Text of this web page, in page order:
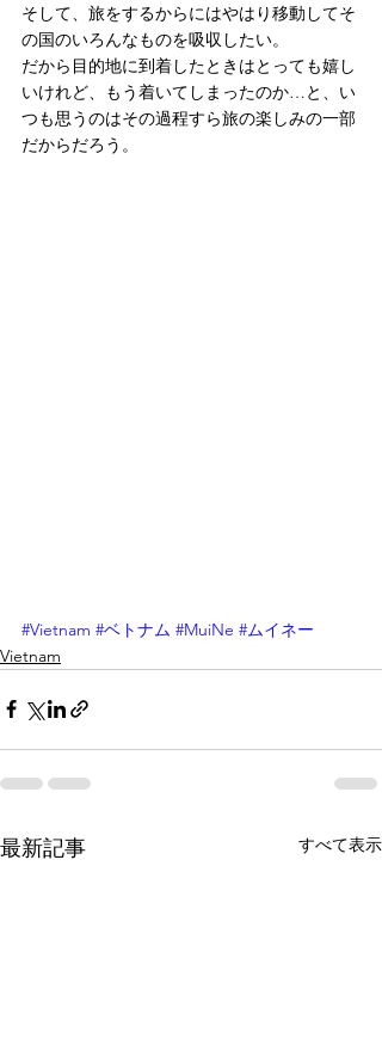
そして、旅をするからにはやはり移動してそ
の国のいろんなものを吸収したい。
だから目的地に到着したときはとっても嬉し
いけれど、もう着いてしまったのか…と、い
つも思うのはその過程すら旅の楽しみの一部
だからだろう。
#Vietnam #ベトナム #MuiNe #ムイネー
Vietnam
最新記事 すべて表示